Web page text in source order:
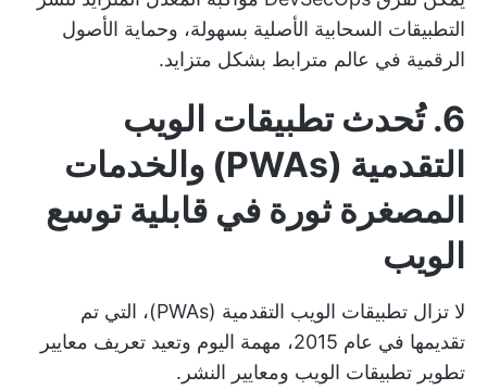
التطبيقات السحابية الأصلية بسهولة، وحماية الأصول
الرقمية في عالم مترابط بشكل متزايد.
6. تُحدث تطبيقات الويب
التقدمية (PWAs) والخدمات
المصغرة ثورة في قابلية توسع
الويب
لا تزال تطبيقات الويب التقدمية (PWAs)، التي تم
تقديمها في عام 2015، مهمة اليوم وتعيد تعريف معايير
تطوير تطبيقات الويب ومعايير النشر.